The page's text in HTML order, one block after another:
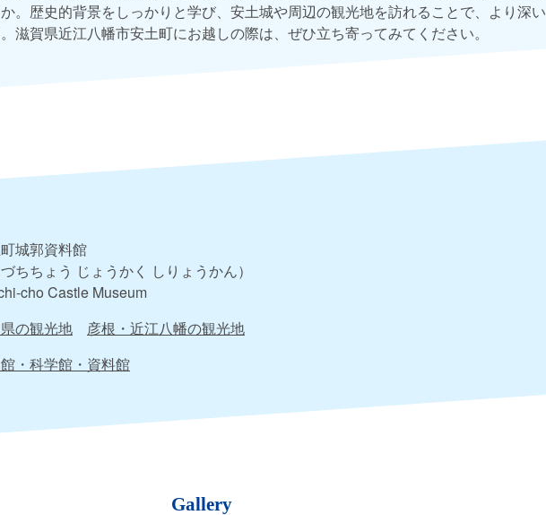
。歴史的背景をしっかりと学び、安土城や周辺の観光地を訪れることで、より深い
滋賀県近江八幡市安土町にお越しの際は、ぜひ立ち寄ってみてください。
城郭資料館
づちちょう じょうかく しりょうかん）
cho Castle Museum
の観光地
彦根・近江八幡の観光地
・科学館・資料館
Gallery